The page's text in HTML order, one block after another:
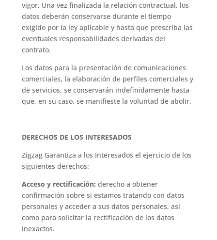
vigor. Una vez finalizada la relación contractual, los
datos deberán conservarse durante el tiempo
exigido por la ley aplicable y hasta que prescriba las
eventuales responsabilidades derivadas del
contrato.
Los datos para la presentación de comunicaciones
comerciales, la elaboración de perfiles comerciales y
de servicios, se conservarán indefinidamente hasta
que, en su caso, se manifieste la voluntad de abolir.
DERECHOS DE LOS INTERESADOS
Zigzag Garantiza a los Interesados ​​el ejercicio de los
siguientes derechos:
Acceso y rectificación: derecho a obtener
confirmación sobre si estamos tratando con datos
personales y acceder a sus datos personales, así
como para solicitar la rectificación de los datos
inexactos.